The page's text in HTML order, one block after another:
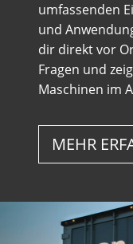
umfassenden
und
dir direkt vor
Fragen und
Maschinen im
MEHR